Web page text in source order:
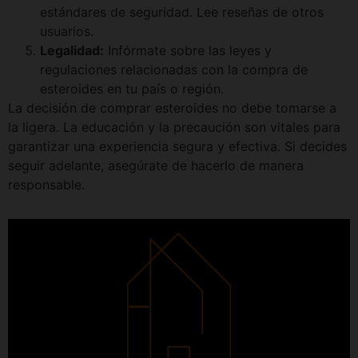
estándares de seguridad. Lee reseñas de otros
usuarios.
Legalidad: Infórmate sobre las leyes y
regulaciones relacionadas con la compra de
esteroides en tu país o región.
La decisión de comprar esteroides no debe tomarse a
la ligera. La educación y la precaución son vitales para
garantizar una experiencia segura y efectiva. Si decides
seguir adelante, asegúrate de hacerlo de manera
responsable.